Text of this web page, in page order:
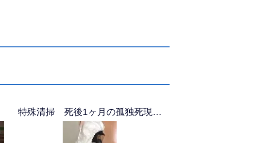
特殊清掃 死後1ヶ月の孤独死現…